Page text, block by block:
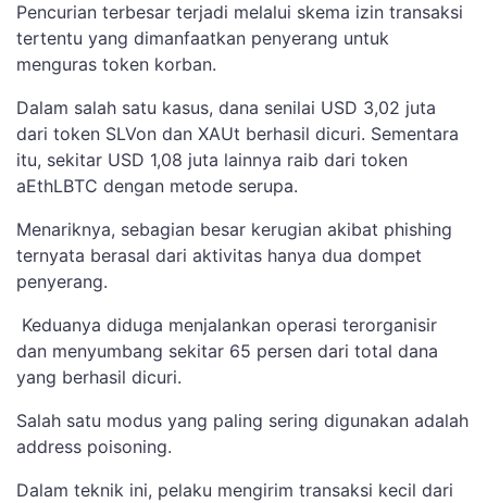
Pencurian terbesar terjadi melalui skema izin transaksi
tertentu yang dimanfaatkan penyerang untuk
menguras token korban.
Dalam salah satu kasus, dana senilai USD 3,02 juta
dari token SLVon dan XAUt berhasil dicuri. Sementara
itu, sekitar USD 1,08 juta lainnya raib dari token
aEthLBTC dengan metode serupa.
Menariknya, sebagian besar kerugian akibat phishing
ternyata berasal dari aktivitas hanya dua dompet
penyerang.
Keduanya diduga menjalankan operasi terorganisir
dan menyumbang sekitar 65 persen dari total dana
yang berhasil dicuri.
Salah satu modus yang paling sering digunakan adalah
address poisoning.
Dalam teknik ini, pelaku mengirim transaksi kecil dari